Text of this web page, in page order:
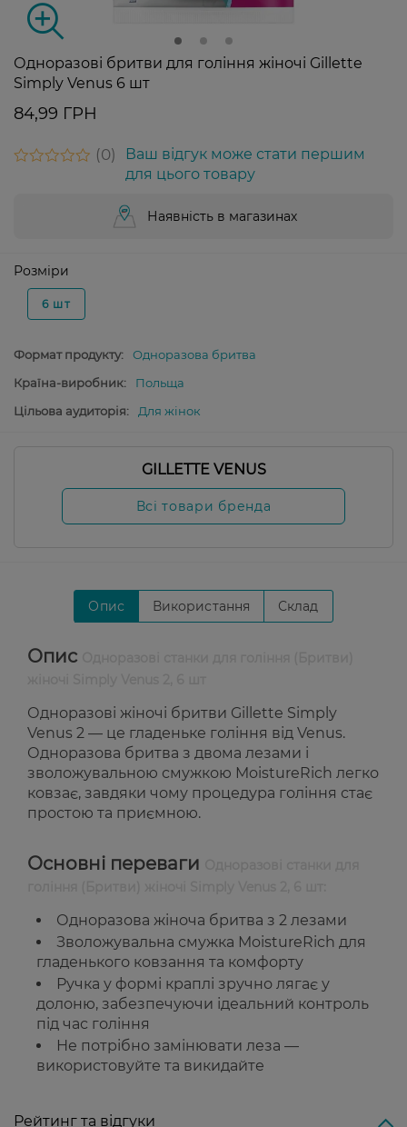
Одноразові бритви для гоління жіночі Gillette
Simply Venus 6 шт
84,99 ГРН
0
Ваш відгук може стати першим
для цього товару
Наявність в магазинах
Розміри
6 шт
Формат продукту:
Одноразова бритва
Країна-виробник:
Польща
Цільова аудиторія:
Для жінок
GILLETTE VENUS
Всі товари бренда
Опис Використання Склад
Опис
Одноразові жіночі бритви Gillette Simply
Venus 2 — це гладеньке гоління від Venus.
Одноразова бритва з двома лезами і
зволожувальною смужкою MoistureRich легко
ковзає, завдяки чому процедура гоління стає
простою та приємною.
Основні переваги
Одноразова жіноча бритва з 2 лезами
Зволожувальна смужка MoistureRich для
гладенького ковзання та комфорту
Ручка у формі краплі зручно лягає у
долоню, забезпечуючи ідеальний контроль
під час гоління
Не потрібно замінювати леза —
використовуйте та викидайте
Рейтинг та відгуки